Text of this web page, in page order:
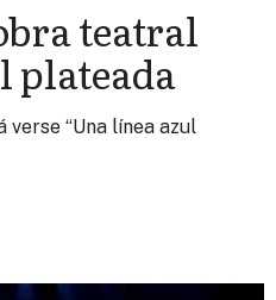
teatral
plateada
verse “Una línea azul